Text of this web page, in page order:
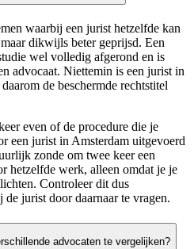
waarbij een jurist hetzelfde kan
dikwijls beter geprijsd. Een
wel volledig afgerond en is
advocaat. Niettemin is een jurist in
de beschermde rechtstitel
even of de procedure die je
een jurist in Amsterdam uitgevoerd
zonde om twee keer een
hetzelfde werk, alleen omdat je je
Controleer dit dus
jurist door daarnaar te vragen.
advocaten te vergelijken?